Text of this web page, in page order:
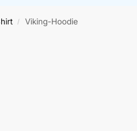
/ Viking-Hoodie